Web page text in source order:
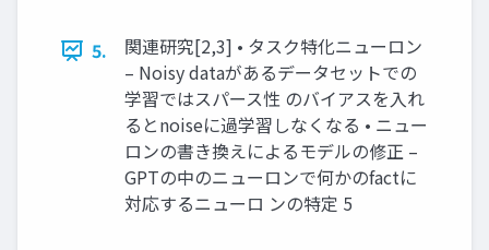
5.
関連研究[2,3] • タスク特化ニューロン
– Noisy dataがあるデータセットでの
学習ではスパース性 のバイアスを⼊れ
るとnoiseに過学習しなくなる • ニュー
ロンの書き換えによるモデルの修正 –
GPTの中のニューロンで何かのfactに
対応するニューロ ンの特定 5